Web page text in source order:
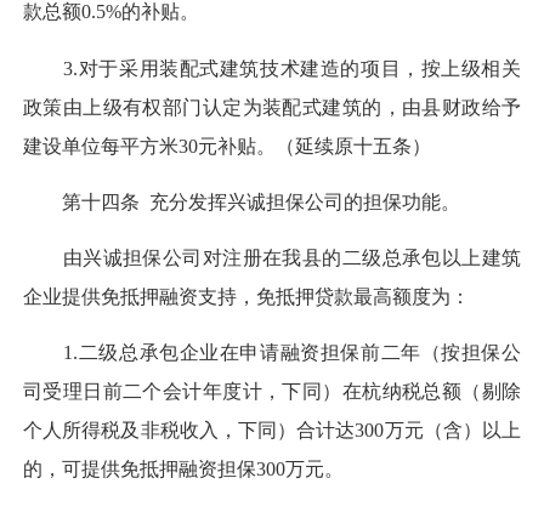
款总额0.5%的补贴。
3.对于采用装配式建筑技术建造的项目，按上级相关
政策由上级有权部门认定为装配式建筑的，由县财政给予
建设单位每平方米30元补贴。（延续原十五条）
第十四条 充分发挥兴诚担保公司的担保功能。
由兴诚担保公司对注册在我县的二级总承包以上建筑
企业提供免抵押融资支持，免抵押贷款最高额度为：
1.二级总承包企业在申请融资担保前二年（按担保公
司受理日前二个会计年度计，下同）在杭纳税总额（剔除
个人所得税及非税收入，下同）合计达300万元（含）以上
的，可提供免抵押融资担保300万元。